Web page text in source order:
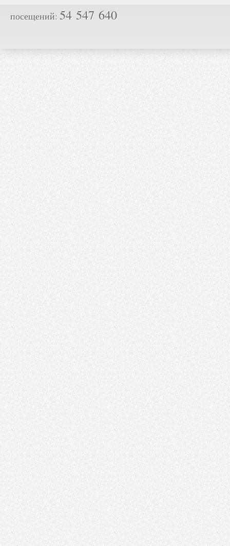
посещений: 54 547 640